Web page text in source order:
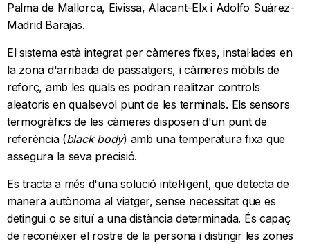
Palma de Mallorca, Eivissa, Alacant-Elx i Adolfo Suárez-
Madrid Barajas.
El sistema està integrat per càmeres fixes, instal·lades en
la zona d'arribada de passatgers, i càmeres mòbils de
reforç, amb les quals es podran realitzar controls
aleatoris en qualsevol punt de les terminals. Els sensors
termogràfics de les càmeres disposen d'un punt de
referència (black body) amb una temperatura fixa que
assegura la seva precisió.
Es tracta a més d'una solució intel·ligent, que detecta de
manera autònoma al viatger, sense necessitat que es
detingui o se situï a una distància determinada. És capaç
de reconèixer el rostre de la persona i distingir les zones